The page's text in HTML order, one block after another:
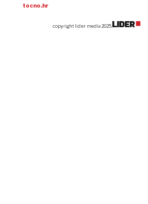
tocno.hr
copyright lider media 2025.